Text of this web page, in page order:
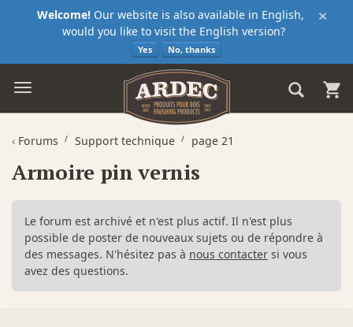
×
Welcome! Our website is also available in English,
would you like to visit the English version?
Yes No, thanks
‹ Forums Support technique page 21
Armoire pin vernis
Le forum est archivé et n'est plus actif. Il n'est plus
possible de poster de nouveaux sujets ou de répondre à
des messages. N'hésitez pas à nous contacter si vous
avez des questions.